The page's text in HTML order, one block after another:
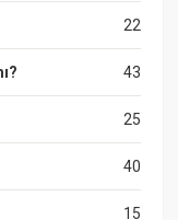
22
43
25
40
15